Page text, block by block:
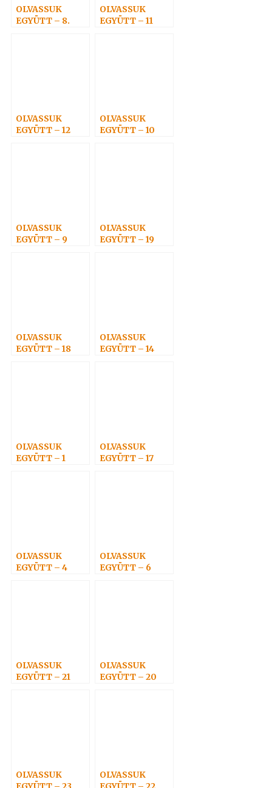
OLVASSUK
EGYÜTT – 8.
OLVASSUK
EGYÜTT – 11
OLVASSUK
EGYÜTT – 12
OLVASSUK
EGYÜTT – 10
OLVASSUK
EGYÜTT – 9
OLVASSUK
EGYÜTT – 19
OLVASSUK
EGYÜTT – 18
OLVASSUK
EGYÜTT – 14
OLVASSUK
EGYÜTT – 1
OLVASSUK
EGYÜTT – 17
OLVASSUK
EGYÜTT – 4
OLVASSUK
EGYÜTT – 6
OLVASSUK
EGYÜTT – 21
OLVASSUK
EGYÜTT – 20
OLVASSUK
OLVASSUK